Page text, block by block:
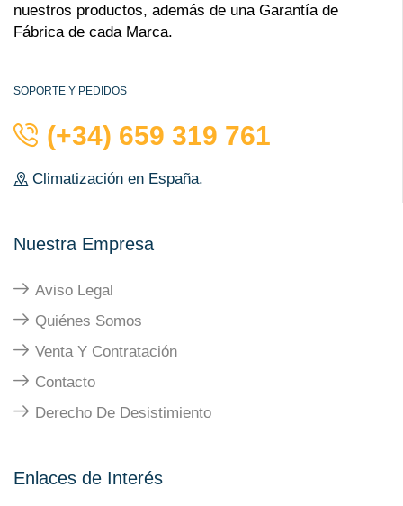
nuestros productos, además de una Garantía de
Fábrica de cada Marca.
SOPORTE Y PEDIDOS
(+34) 659 319 761
Climatización en España.
Nuestra Empresa
Aviso Legal
Quiénes Somos
Venta Y Contratación
Contacto
Derecho De Desistimiento
Enlaces de Interés